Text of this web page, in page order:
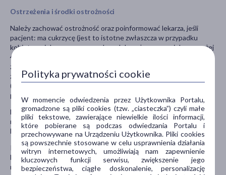
Ostrzeżenia i środki ostrożności
Należy zachować ostrożność oraz poinformować lekarza, jeśli
pacjent: ma cukrzycę (jest to istotne zwłaszcza w przypadku
kobiet w wieku pomenopauzalnym lub mężczyzn w wieku powyżej
40 lat); nadużywał palenia tytoniu lub stosuje produkty
zawierające nikotynę; miał napady drgawek (konwulsje); ma
zaburzenia czynności wątroby lub nerek; ma uczulenie
(nadwrażliwość) na niektóre antybiotyki (sulfonamidy); stosuje
produkty roślinne zawierające ziele dziurawca.
Lek ten można stosować wyłącznie u pacjentów z jednoznacznym
rozpoznaniem migreny i po wykluczeniu innych czynników.
Niektórych postaci migreny nie można leczyć sumatryptanem.
Po przyjęciu tego leku pacjent może przez krótki czas odczuwać
ból lub ucisk w klatce piersiowej. Objawy te mogą być znacznie
nasilone i promieniować w kierunku gardła.
Polityka prywatności cookie
W momencie odwiedzenia przez Użytkownika Portalu,
gromadzone są pliki cookies (tzw. „ciasteczka”) czyli małe
pliki tekstowe, zawierające niewielkie ilości informacji,
które pobierane są podczas odwiedzania Portalu i
przechowywane na Urządzeniu Użytkownika. Pliki cookies
są powszechnie stosowane w celu usprawnienia działania
witryn internetowych, umożliwiają nam zapewnienie
kluczowych funkcji serwisu, zwiększenie jego
bezpieczeństwa, ciągłe doskonalenie, personalizację